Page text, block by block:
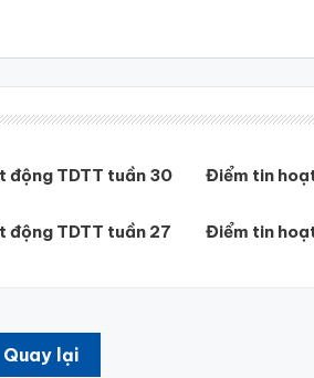
động TDTT tuần 30 Điểm tin
động TDTT tuần 27 Điểm tin
Quay lại